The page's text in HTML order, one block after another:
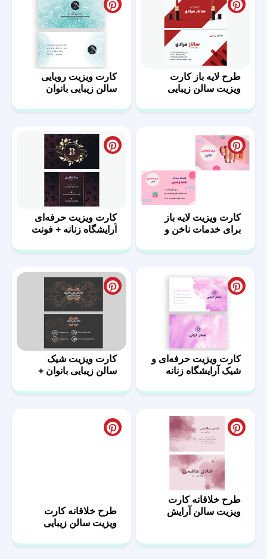
طرح لایه باز کارت
ویزیت سالن زیبایی
کارت ویزیت رویایی
سالن زیبایی بانوان
کارت ویزیت لایه باز
برای خدمات ناخن و
کارت ویزیت حرفه‌ای
آرایشگاه زنانه + فونت
کارت ویزیت حرفه‌ای و
شیک آرایشگاه زنانه
کارت ویزیت شیک
سالن زیبایی بانوان +
طرح خلاقانه کارت
ویزیت سالن آرایش
طرح خلاقانه کارت
ویزیت سالن زیبایی